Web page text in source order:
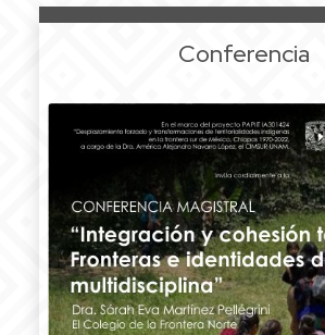
Conferencia